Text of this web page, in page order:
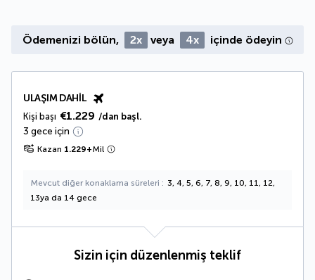
Ödemenizi bölün, 2x veya 4x içinde ödeyin
ULAŞIM DAHIL
Kişi başı €1.229 /dan başl.
3 gece için
Kazan 1.229+Mil
Mevcut diğer konaklama süreleri
3, 4, 5, 6, 7, 8, 9, 10, 11, 12,
13ya da 14 gece
Sizin için düzenlenmiş teklif